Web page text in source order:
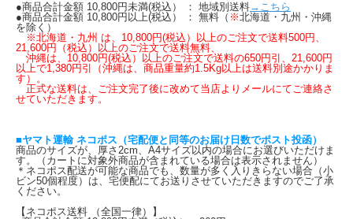
●商品合計金額 10,800円未満(税込） ： 地域別送料→こちら
●商品合計金額 10,800円以上(税込） ： 無料（ ※北海道・九州・沖縄
を除く）
※北海道・九州 は、10,800円(税込）以上のご注文で送料500円、
21,600円（税込）以上のご注文で送料無料、
沖縄は、10,800円(税込）以上のご注文で送料の650円引、21,600円
以上で1,380円引（沖縄は、商品重量約1.5Kg以上は送料別途かかりま
す）。
正式な送料は、ご注文完了後に改めて当店よりメールにてご連絡さ
せていただきます。
■ヤマト運輸 ネコポス（宅配便と同等のお届け日数でポスト投函）
商品のサイズが、厚さ2cm、A4サイズ以内の場合にお選びいただけま
す。（カートに対象外商品が含まれている場合は表示されません）
＊ネコポス配送が可能な商品でも、数量が多く入りきらない場合（小
ビン50個程度）は、宅便配にてお送りさせていただきますのでご了承
ください。
【ネコポス送料 （全国一律）】